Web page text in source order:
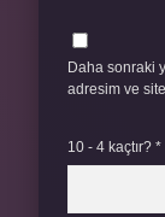
Daha sonraki
adresim ve
10 - 4 kaçtır? *